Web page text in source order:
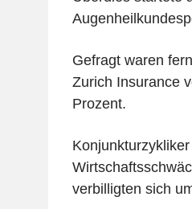
Gefragt waren
Zurich Insurance
Prozent.
verbilligten sich